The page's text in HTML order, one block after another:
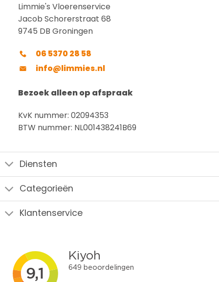
Limmie's Vloerenservice
Jacob Schorerstraat 68
9745 DB Groningen
06 5370 28 58
info@limmies.nl
Bezoek alleen op afspraak
KvK nummer: 02094353
BTW nummer: NL001438241B69
Diensten
Categorieën
Klantenservice